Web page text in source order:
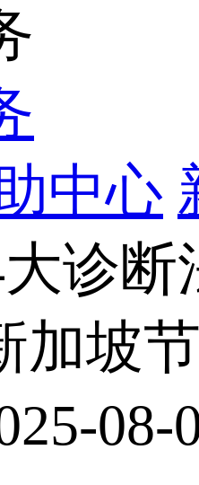
中心
诊断
加坡
08-